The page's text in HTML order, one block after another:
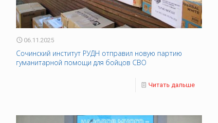
06.11.2025
Сочинский институт РУДН отправил новую партию
гуманитарной помощи для бойцов СВО
Читать дальше